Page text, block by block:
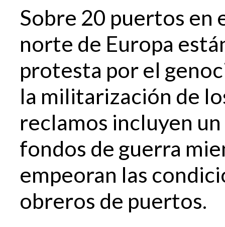
Sobre 20 puertos
norte de Europa
protesta por el
la militarización de
reclamos incluyen
fondos de guerra
empeoran las
obreros de puertos.